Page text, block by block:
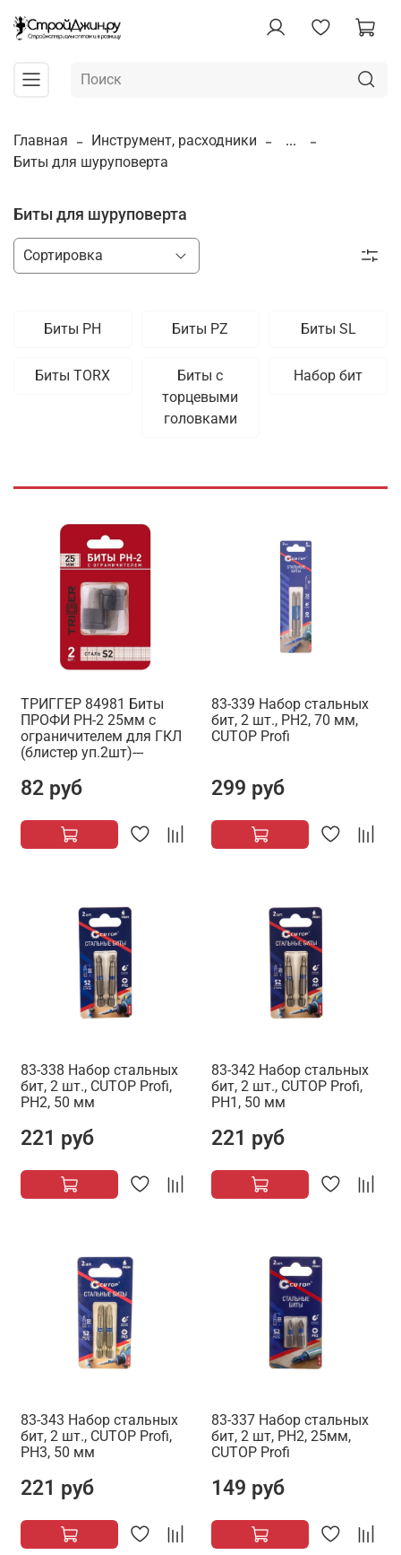
Главная Инструмент, расходники
...
Биты для шуруповерта
Биты для шуруповерта
Биты PH Биты PZ Биты SL
Биты TORX
Биты с
торцевыми
головками
Набор бит
ТРИГГЕР 84981 Биты
ПРОФИ PH-2 25мм c
ограничителем для ГКЛ
(блистер уп.2шт)---
82 руб
83-339 Набор стальных
бит, 2 шт., PH2, 70 мм,
CUTOP Profi
299 руб
83-338 Набор стальных
бит, 2 шт., CUTOP Profi,
PH2, 50 мм
221 руб
83-342 Набор стальных
бит, 2 шт., CUTOP Profi,
PH1, 50 мм
221 руб
83-343 Набор стальных
бит, 2 шт., CUTOP Profi,
PH3, 50 мм
221 руб
83-337 Набор стальных
бит, 2 шт, PH2, 25мм,
CUTOP Profi
149 руб